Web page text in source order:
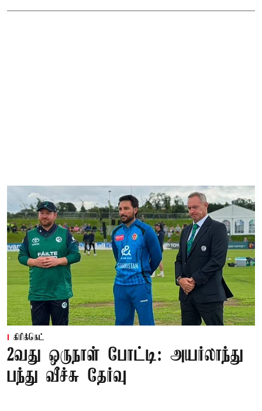
கிரிக்கெட்
2வது ஒருநாள் போட்டி: அயர்லாந்து
பந்து வீச்சு தேர்வு